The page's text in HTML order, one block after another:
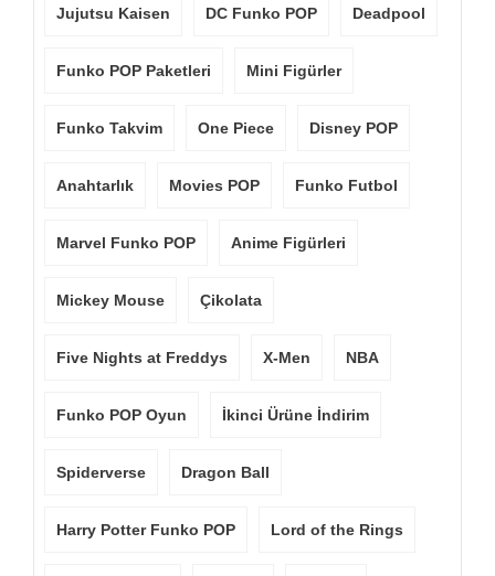
Jujutsu Kaisen DC Funko POP Deadpool
Funko POP Paketleri Mini Figürler
Funko Takvim One Piece Disney POP
Anahtarlık Movies POP Funko Futbol
Marvel Funko POP Anime Figürleri
Mickey Mouse Çikolata
Five Nights at Freddys X-Men NBA
Funko POP Oyun İkinci Ürüne İndirim
Spiderverse Dragon Ball
Harry Potter Funko POP Lord of the Rings